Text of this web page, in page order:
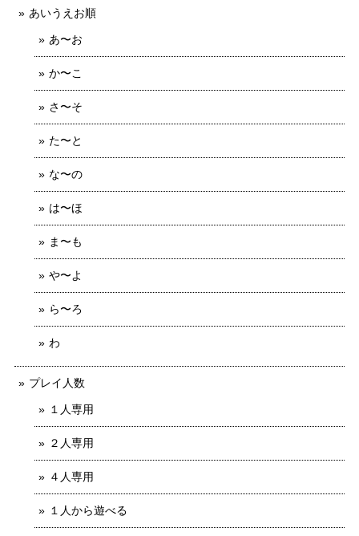
あいうえお順
あ〜お
か〜こ
さ〜そ
た〜と
な〜の
は〜ほ
ま〜も
や〜よ
ら〜ろ
わ
プレイ人数
１人専用
２人専用
４人専用
１人から遊べる